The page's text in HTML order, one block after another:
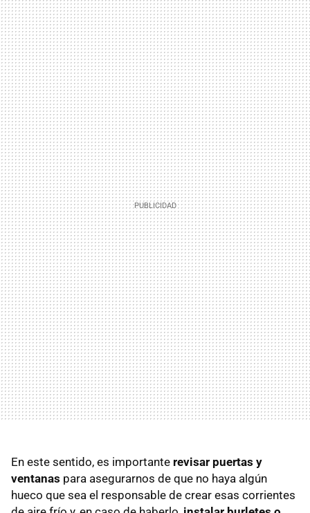
En este sentido, es importante revisar puertas y
ventanas para asegurarnos de que no haya algún
hueco que sea el responsable de crear esas corrientes